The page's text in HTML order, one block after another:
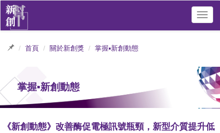
首頁 關於新創獎 掌握▪新創動態
掌握▪新創動態
《新創動態》改善酶促電極訊號瓶頸，新型介質提升低